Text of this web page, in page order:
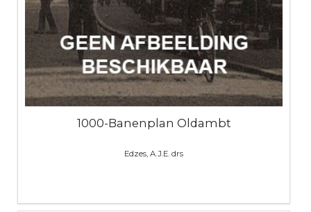
1000-Banenplan Oldambt
Edzes, A.J.E. drs